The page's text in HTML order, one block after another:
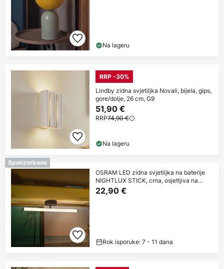
Na lageru
RRP -30%
Lindby zidna svjetiljka Novali, bijela, gips,
gore/dolje, 26 cm, G9
51,90 €
RRP74,90 €
Na lageru
Sponzorirano
OSRAM LED zidna svjetiljka na baterije
NIGHTLUX STICK, crna, osjetljiva na
dodir
22,90 €
Rok isporuke: 7 - 11 dana